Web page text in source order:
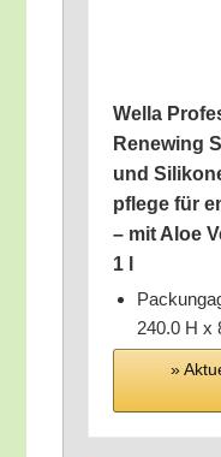
Wel­la
Rene­wing
und
pfle­ge für
– mit Aloe
1 l
240.0 H x
»